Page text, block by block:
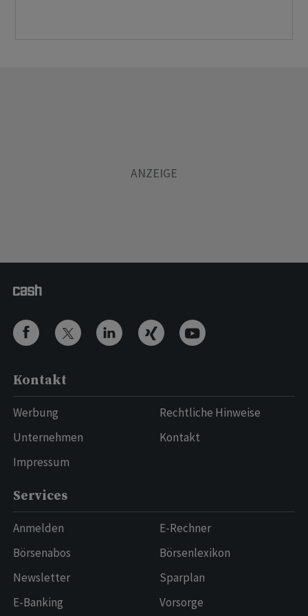
Kontakt
Werbung
Unternehmen
Impressum
Rechtliche Hinweise
Kontakt
Services
Anmelden
Börsenabos
Newsletter
E-Banking
E-Rechner
Börsenlexikon
Sparplan
Vorsorge